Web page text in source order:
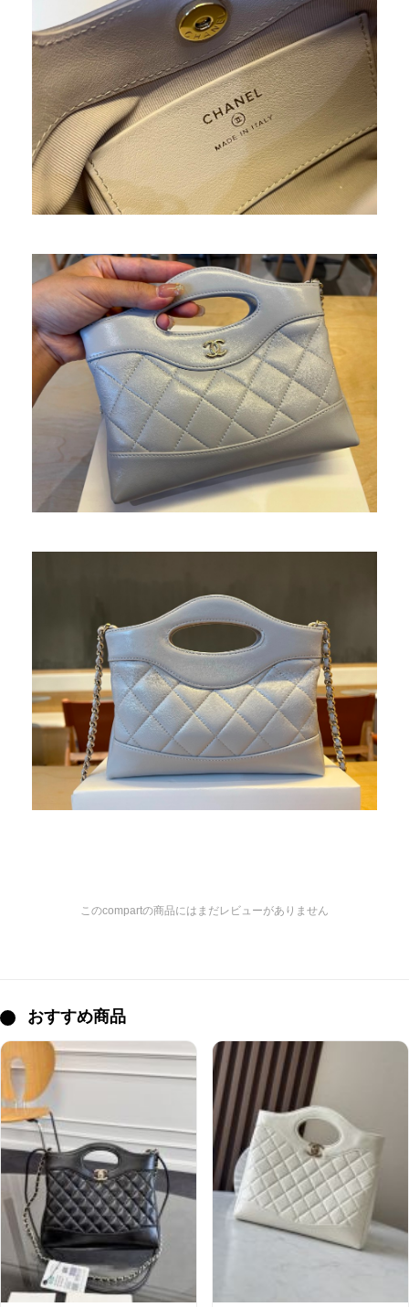
このcompartの商品にはまだレビューがありません
おすすめ商品